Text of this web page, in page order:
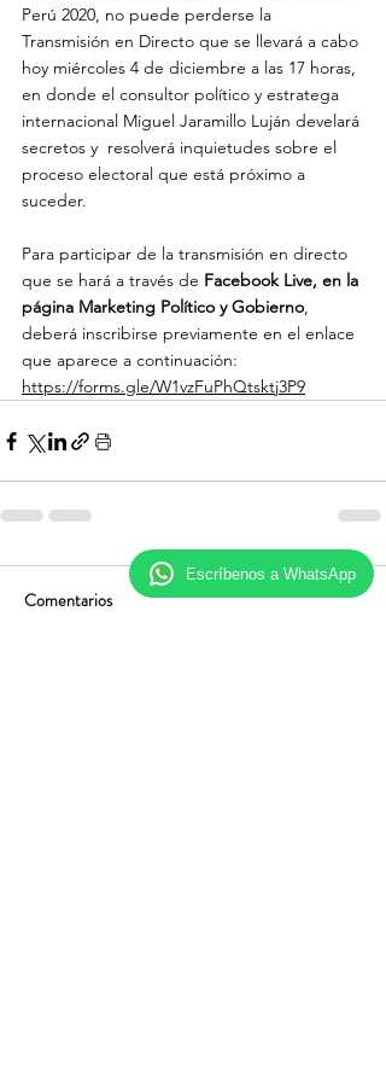
Perú 2020, no puede perderse la
Transmisión en Directo que se llevará a cabo
hoy miércoles 4 de diciembre a las 17 horas,
en donde el consultor político y estratega
internacional Miguel Jaramillo Luján develará
secretos y  resolverá inquietudes sobre el
proceso electoral que está próximo a
suceder.
Para participar de la transmisión en directo
que se hará a través de Facebook Live, en la
página Marketing Político y Gobierno,
deberá inscribirse previamente en el enlace
que aparece a continuación:
https://forms.gle/W1vzFuPhQtsktj3P9
Comentarios
Escríbenos a WhatsApp